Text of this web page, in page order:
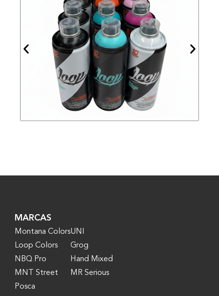
MARCAS
Montana Colors
Loop Colors
NBQ Pro
MNT Street
Posca
UNI
Grog
Hand Mixed
MR Serious